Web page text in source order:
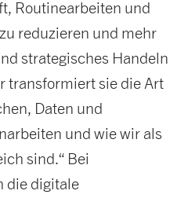
Routinearbeiten und
reduzieren und mehr
strategisches Handeln
transformiert sie die Art
Daten und
und wie wir als
sind.“ Bei
die digitale